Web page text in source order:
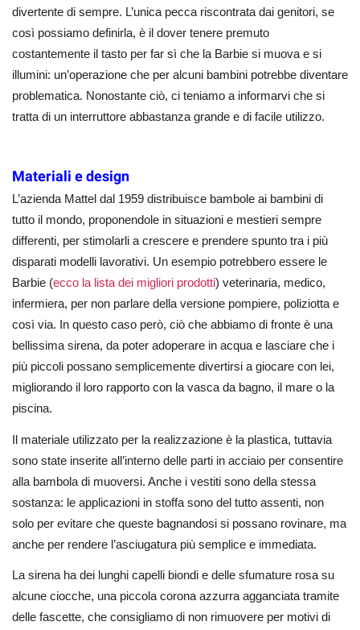
divertente di sempre. L’unica pecca riscontrata dai genitori, se
così possiamo definirla, è il dover tenere premuto
costantemente il tasto per far sì che la Barbie si muova e si
illumini: un’operazione che per alcuni bambini potrebbe diventare
problematica. Nonostante ciò, ci teniamo a informarvi che si
tratta di un interruttore abbastanza grande e di facile utilizzo.
Materiali e design
L’azienda Mattel dal 1959 distribuisce bambole ai bambini di
tutto il mondo, proponendole in situazioni e mestieri sempre
differenti, per stimolarli a crescere e prendere spunto tra i più
disparati modelli lavorativi. Un esempio potrebbero essere le
Barbie (ecco la lista dei migliori prodotti) veterinaria, medico,
infermiera, per non parlare della versione pompiere, poliziotta e
così via. In questo caso però, ciò che abbiamo di fronte è una
bellissima sirena, da poter adoperare in acqua e lasciare che i
più piccoli possano semplicemente divertirsi a giocare con lei,
migliorando il loro rapporto con la vasca da bagno, il mare o la
piscina.
Il materiale utilizzato per la realizzazione è la plastica, tuttavia
sono state inserite all’interno delle parti in acciaio per consentire
alla bambola di muoversi. Anche i vestiti sono della stessa
sostanza: le applicazioni in stoffa sono del tutto assenti, non
solo per evitare che queste bagnandosi si possano rovinare, ma
anche per rendere l’asciugatura più semplice e immediata.
La sirena ha dei lunghi capelli biondi e delle sfumature rosa su
alcune ciocche, una piccola corona azzurra agganciata tramite
delle fascette, che consigliamo di non rimuovere per motivi di